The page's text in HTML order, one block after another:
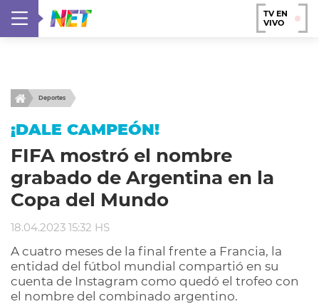
TV EN
VIVO
Deportes
¡DALE CAMPEÓN!
FIFA mostró el nombre
grabado de Argentina en la
Copa del Mundo
18.04.2023 15:32 HS
A cuatro meses de la final frente a Francia, la
entidad del fútbol mundial compartió en su
cuenta de Instagram como quedó el trofeo con
el nombre del combinado argentino.